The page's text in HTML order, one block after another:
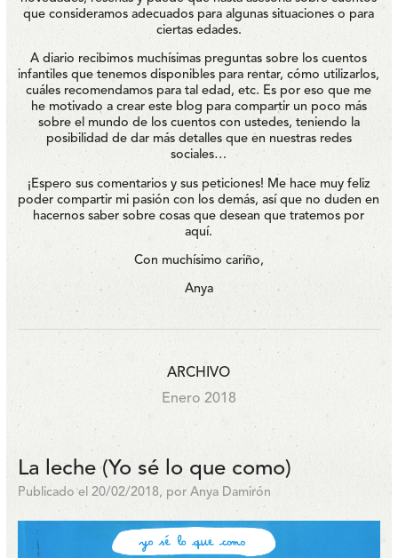
que consideramos adecuados para algunas situaciones o para
ciertas edades.
A diario recibimos muchísimas preguntas sobre los cuentos
infantiles que tenemos disponibles para rentar, cómo utilizarlos,
cuáles recomendamos para tal edad, etc. Es por eso que me
he motivado a crear este blog para compartir un poco más
sobre el mundo de los cuentos con ustedes, teniendo la
posibilidad de dar más detalles que en nuestras redes
sociales…
¡Espero sus comentarios y sus peticiones! Me hace muy feliz
poder compartir mi pasión con los demás, así que no duden en
hacernos saber sobre cosas que desean que tratemos por
aquí.
Con muchísimo cariño,
Anya
ARCHIVO
Enero 2018
La leche (Yo sé lo que como)
Publicado el 20/02/2018, por Anya Damirón